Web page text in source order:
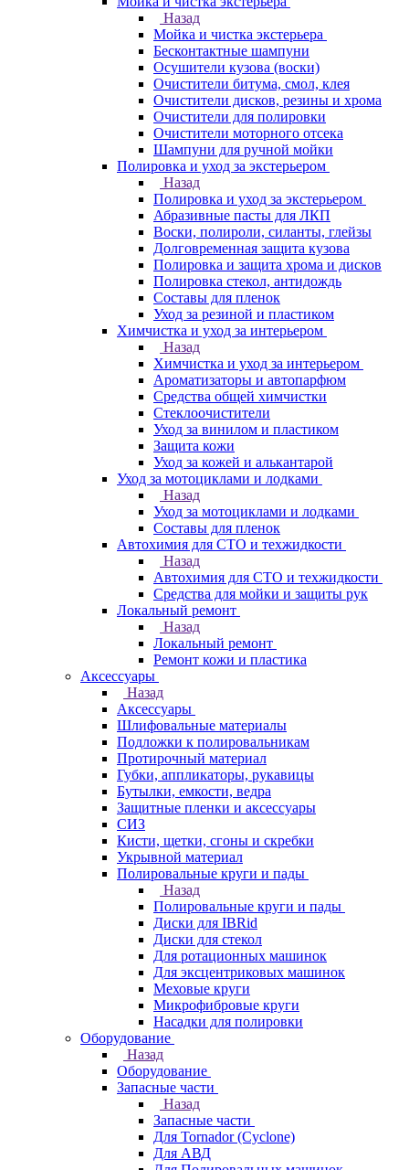
Назад
Мойка и чистка экстерьера
Бесконтактные шампуни
Осушители кузова (воски)
Очистители битума, смол, клея
Очистители дисков, резины и хрома
Очистители для полировки
Очистители моторного отсека
Шампуни для ручной мойки
Полировка и уход за экстерьером
Назад
Полировка и уход за экстерьером
Абразивные пасты для ЛКП
Воски, полироли, силанты, глейзы
Долговременная защита кузова
Полировка и защита хрома и дисков
Полировка стекол, антидождь
Составы для пленок
Уход за резиной и пластиком
Химчистка и уход за интерьером
Назад
Химчистка и уход за интерьером
Ароматизаторы и автопарфюм
Средства общей химчистки
Стеклоочистители
Уход за винилом и пластиком
Защита кожи
Уход за кожей и алькантарой
Уход за мотоциклами и лодками
Назад
Уход за мотоциклами и лодками
Составы для пленок
Автохимия для СТО и техжидкости
Назад
Автохимия для СТО и техжидкости
Средства для мойки и защиты рук
Локальный ремонт
Назад
Локальный ремонт
Ремонт кожи и пластика
Аксессуары
Назад
Аксессуары
Шлифовальные материалы
Подложки к полировальникам
Протирочный материал
Губки, аппликаторы, рукавицы
Бутылки, емкости, ведра
Защитные пленки и аксессуары
СИЗ
Кисти, щетки, сгоны и скребки
Укрывной материал
Полировальные круги и пады
Назад
Полировальные круги и пады
Диски для IBRid
Диски для стекол
Для ротационных машинок
Для эксцентриковых машинок
Меховые круги
Микрофибровые круги
Насадки для полировки
Оборудование
Назад
Оборудование
Запасные части
Назад
Запасные части
Для Tornador (Cyclone)
Для АВД